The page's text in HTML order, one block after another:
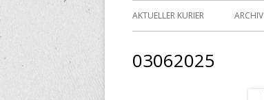
Primäres
AKTUELLER KURIER ARCHIV
03062025